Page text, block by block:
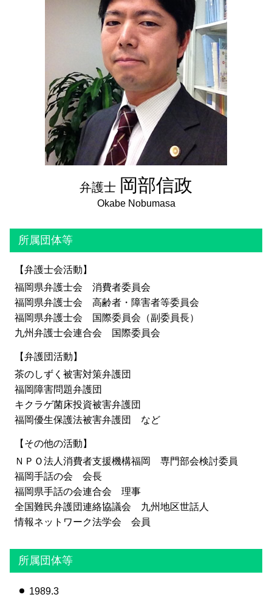
相続放棄 期間
相続手続き 自分で
成年後見人とは
成年後見人 登記
成年後見人 複数
任意後見制度 費用
法定後見制度 わかりやすく
弁護士 岡部信政
所属団体等
【弁護士会活動】
福岡県弁護士会 消費者委員会
福岡県弁護士会 高齢者・障害者等委員会
福岡県弁護士会 国際委員会（副委員長）
九州弁護士会連合会 国際委員会
【弁護団活動】
茶のしずく被害対策弁護団
福岡障害問題弁護団
キクラゲ菌床投資被害弁護団
福岡優生保護法被害弁護団 など
【その他の活動】
ＮＰＯ法人消費者支援機構福岡 専門部会検討委員
福岡手話の会 会長
福岡県手話の会連合会 理事
全国難民弁護団連絡協議会 九州地区世話人
情報ネットワーク法学会 会員
所属団体等
1989.3